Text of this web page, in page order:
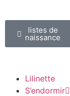
listes de
naissance
Lilinette
S’endormir